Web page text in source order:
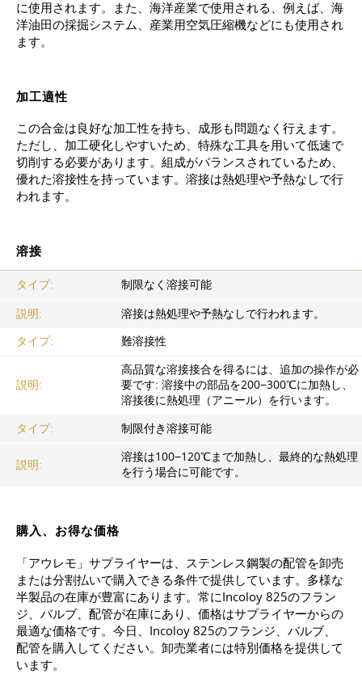
に使用されます。また、海洋産業で使用される、例えば、海
洋油田の採掘システム、産業用空気圧縮機などにも使用され
ます。
加工適性
この合金は良好な加工性を持ち、成形も問題なく行えます。
ただし、加工硬化しやすいため、特殊な工具を用いて低速で
切削する必要があります。組成がバランスされているため、
優れた溶接性を持っています。溶接は熱処理や予熱なしで行
われます。
溶接
タイプ:
制限なく溶接可能
説明:
溶接は熱処理や予熱なしで行われます。
タイプ:
難溶接性
説明:
高品質な溶接接合を得るには、追加の操作が必
要です: 溶接中の部品を200−300℃に加熱し、
溶接後に熱処理（アニール）を行います。
タイプ:
制限付き溶接可能
説明:
溶接は100−120℃まで加熱し、最終的な熱処理
を行う場合に可能です。
購入、お得な価格
「アウレモ」サプライヤーは、ステンレス鋼製の配管を卸売
または分割払いで購入できる条件で提供しています。多様な
半製品の在庫が豊富にあります。常にIncoloy 825のフラン
ジ、バルブ、配管が在庫にあり、価格はサプライヤーからの
最適な価格です。今日、Incoloy 825のフランジ、バルブ、
配管を購入してください。卸売業者には特別価格を提供して
います。